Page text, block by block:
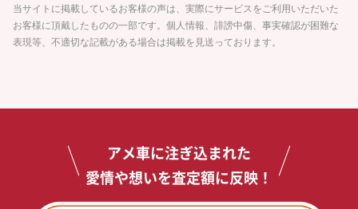
当サイトに掲載しているお客様の声は、実際にサービスをご利用いただいた
お客様に頂戴したものの一部です。個人情報、誹謗中傷、事実確認が困難な
表現等、不適切な記載がある場合は掲載を見送っております。
アメ車に注ぎ込まれた
愛情や想いを査定額に反映！